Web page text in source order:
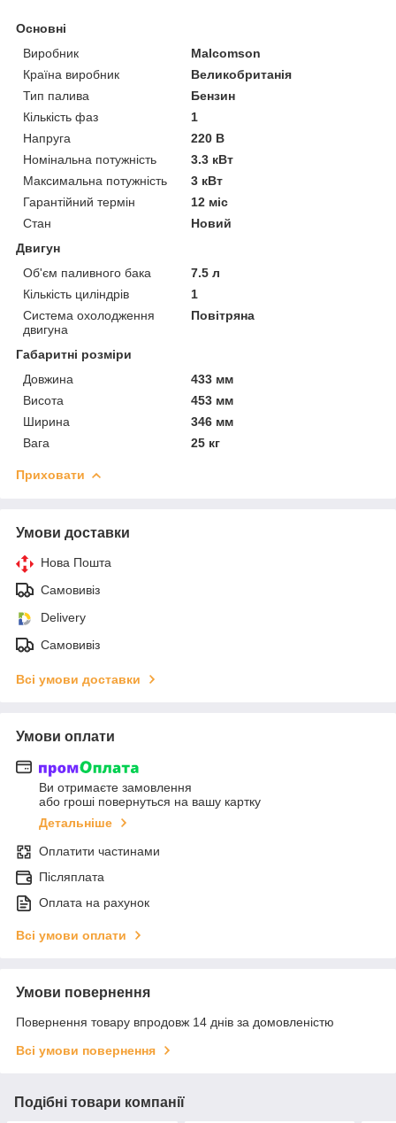
Основні
Виробник
Malcomson
Країна виробник
Великобританія
Тип палива
Бензин
Кількість фаз
1
Напруга
220 В
Номінальна потужність
3.3 кВт
Максимальна потужність
3 кВт
Гарантійний термін
12 міс
Стан
Новий
Двигун
Об'єм паливного бака
7.5 л
Кількість циліндрів
1
Система охолодження
двигуна
Повітряна
Габаритні розміри
Довжина
433 мм
Висота
453 мм
Ширина
346 мм
Вага
25 кг
Приховати
Умови доставки
Нова Пошта
Самовивіз
Delivery
Самовивіз
Всі умови доставки
Умови оплати
Ви отримаєте замовлення
або гроші повернуться на вашу картку
Детальніше
Оплатити частинами
Післяплата
Оплата на рахунок
Всі умови оплати
Умови повернення
Повернення товару впродовж 14 днів за домовленістю
Всі умови повернення
Подібні товари компанії